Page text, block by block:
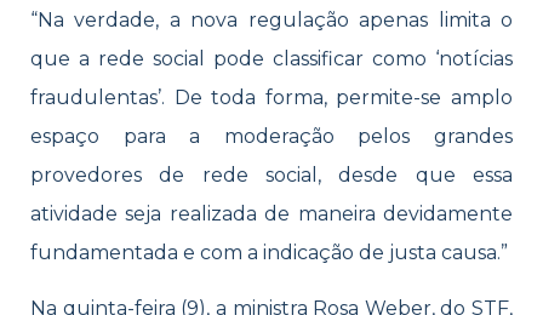
“Na verdade, a nova regulação apenas limita o
que a rede social pode classificar como ‘notícias
fraudulentas’. De toda forma, permite-se amplo
espaço para a moderação pelos grandes
provedores de rede social, desde que essa
atividade seja realizada de maneira devidamente
fundamentada e com a indicação de justa causa.”
Na quinta-feira (9), a ministra Rosa Weber, do STF,